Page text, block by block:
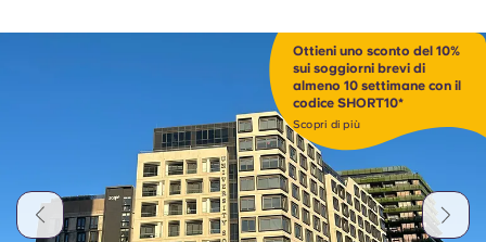
Portuguese
Ottieni uno sconto del 10%
sui soggiorni brevi di
almeno 10 settimane con il
codice SHORT10*
Scopri di più